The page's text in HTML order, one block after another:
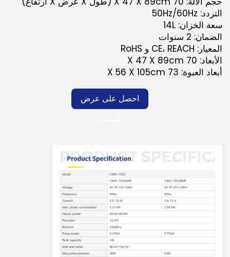
التردد: 50Hz/60Hz
سعة الخزان: 14L
الضمان: 2 سنوات
المعيار: CE، REACH و RoHS
الأبعاد: 70 X 47 X 89cm
أبعاد العبوة: 73 X 56 X 105cm
احصل على عرض